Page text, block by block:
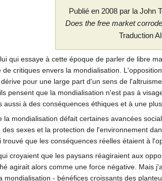
Publié en 2008 par la John
Does the free market
Traduction
qui essaye à cette époque de parler de libre
critiques envers la mondialisation.
pour une large part d'un sens de
pensent que la mondialisation n'est pas à
à des conséquences éthiques et à une
la mondialisation défait certaines avancées
sexes et la protection de l'environnement
trouvé que les conséquences réelles étaient à
croyaient que les paysans réagiraient aux
agirait alors comme une force négative.
- bénéfices croissants des